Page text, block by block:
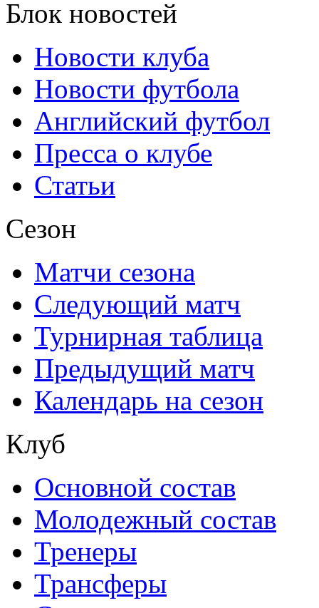
Блок новостей
Новости клуба
Новости футбола
Английский футбол
Пресса о клубе
Статьи
Сезон
Матчи сезона
Следующий матч
Турнирная таблица
Предыдущий матч
Календарь на сезон
Клуб
Основной состав
Молодежный состав
Тренеры
Трансферы